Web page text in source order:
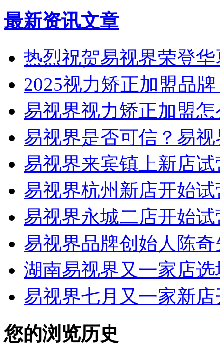
最新资讯文章
热烈祝贺易视界荣登
2025视力矫正加盟品
易视界视力矫正加盟
易视界是否可信？易
易视界来宾镇上新店
易视界杭州新店开始
易视界永城二店开始
易视界品牌创始人陈
湖南易视界又一家店
易视界七月又一家新
您的浏览历史